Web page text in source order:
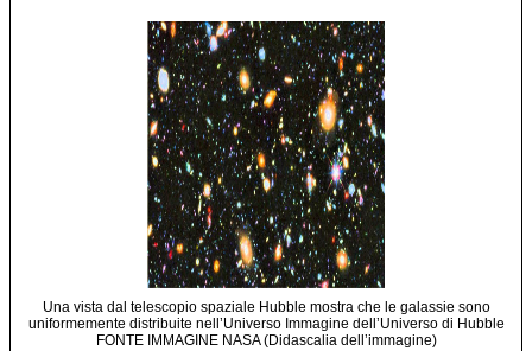
Una vista dal telescopio spaziale Hubble mostra che le galassie sono
uniformemente distribuite nell’Universo Immagine dell’Universo di Hubble
FONTE IMMAGINE NASA (Didascalia dell’immagine)